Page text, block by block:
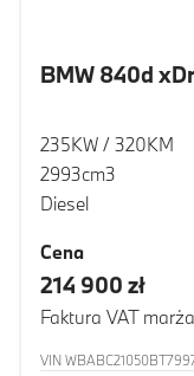
BMW 840d
235KW / 320KM
2993cm3
Diesel
Cena
214 900 zł
Faktura VAT marża
VIN